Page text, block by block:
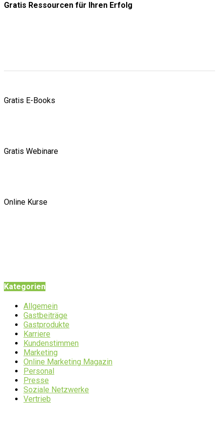
Gratis Ressourcen für Ihren Erfolg
Gratis E-Books
Gratis Webinare
Online Kurse
Kategorien
Allgemein
Gastbeiträge
Gastprodukte
Karriere
Kundenstimmen
Marketing
Online Marketing Magazin
Personal
Presse
Soziale Netzwerke
Vertrieb